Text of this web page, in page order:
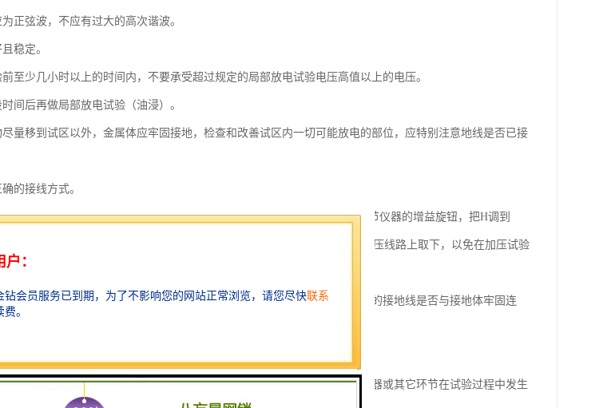
正弦波，不应有过大的高次谐波。
稳定。
至少几小时以上的时间内，不要承受超过规定的局部放电试验电压高值以上的电压。
间后再做局部放电试验（油浸）。
尽量移到试区以外，金属体应牢固接地，检查和改善试区内一切可能放电的部位，应特别注意地线是否已接
的接线方式。
器对整个测试系统进行刻度系数校正，校正时对所规定的刻度系数K值调节仪器的增益旋钮，把H调到
细调（连续调节）增益旋钮不得随意变动，同时应将视在放电器校准器从高压线路上取下，以免在加压试验
短路。
前，试验人员必须详细而全面地检查一遍线路，以免线路接错。测试仪器处的接地线是否与接地体牢固连
不能与试品的瓷裙相接触。
一次复查校正，验证是否与试验前所校正出的刻度系数相等，以免测试仪器或其它环节在试验过程中发生